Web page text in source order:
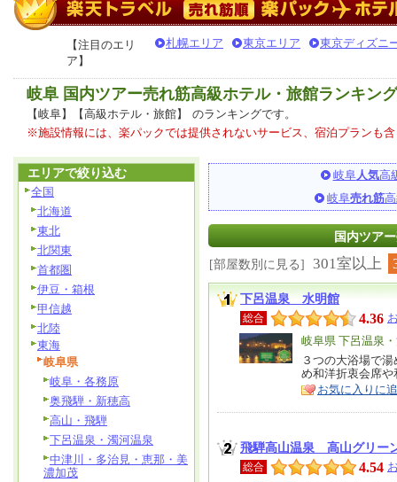
【注目のエリ
ア】
札幌エリア 東京エリア 東京ディズニ
岐阜 国内ツアー売れ筋高級ホテル・旅館ランキング
【岐阜】【高級ホテル・旅館】
のランキングです。
※施設情報には、楽パックでは提供されないサービス、宿泊プランも
岐阜人気高
岐阜売れ筋
国内ツア
[部屋数別に見る] 301室以上
下呂温泉 水明館
総合 4.36
エ
リ
ア
岐阜県 下呂温泉
特
徴
３つの大浴場で
め和洋折衷会席
お気に入りに
飛騨高山温泉 高山グリー
総合 4.54
エリアで絞り込む
全国
北海道
東北
北関東
首都圏
伊豆・箱根
甲信越
北陸
東海
岐阜県
岐阜・各務原
奥飛騨・新穂高
高山・飛騨
下呂温泉・濁河温泉
中津川・多治見・恵那・美
濃加茂